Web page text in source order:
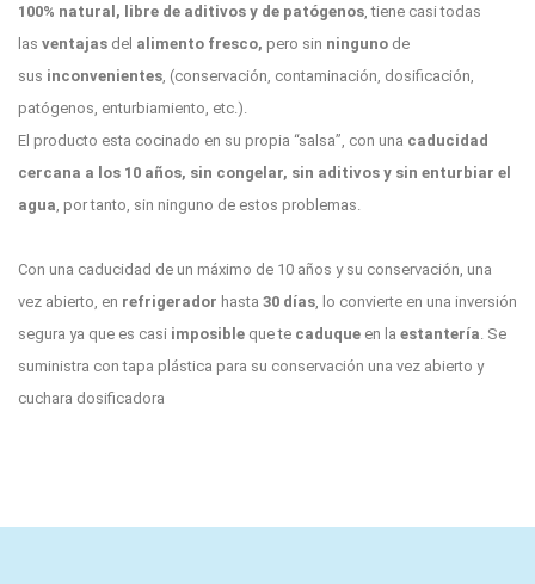
1 00% natural, libre de aditivos y de patógenos, tiene casi todas
las ventajas del alimento fresco, pero sin ninguno de
sus inconvenientes, (conservación, contaminación, dosificación,
patógenos, enturbiamiento, etc.).
El producto esta cocinado en su propia “salsa”, con una caducidad
cercana a los 10 años, sin congelar, sin aditivos y sin enturbiar el
agua, por tanto, sin ninguno de estos problemas.
Con una caducidad de un máximo de 10 años y su conservación, una
vez abierto, en refrigerador hasta 30 días, lo convierte en una inversión
segura ya que es casi imposible que te caduque en la estantería. Se
suministra con tapa plástica para su conservación una vez abierto y
cuchara dosificadora